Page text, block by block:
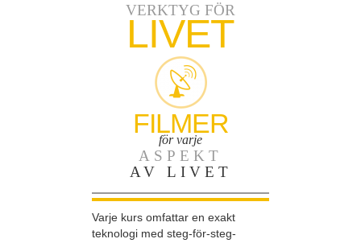
VERKTYG FÖR
LIVET
FILMER
för varje
ASPEKT
AV LIVET
Varje kurs omfattar en exakt
teknologi med steg-för-steg-